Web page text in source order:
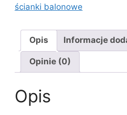
ścianki balonowe
Opis Informacje
Opinie (0)
Opis